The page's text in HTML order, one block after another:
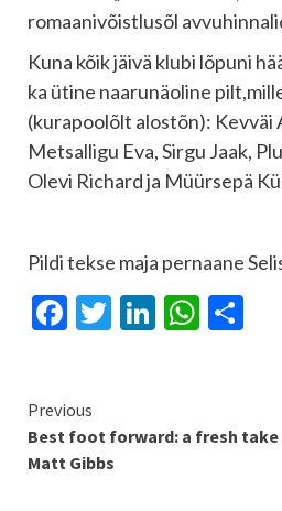
romaanivõistlusõl
Kuna kõik jäivä klubi lõpuni
ka ütine naarunäoline
(kurapoolõlt alostõn): Kevväi
Metsalligu Eva, Sirgu Jaak,
Olevi Richard ja Müürsepä
Pildi tekse maja pernaane
Facebook
Twitter
LinkedIn
Continue
Reading
Previous
Best foot forward: a fresh
Matt Gibbs